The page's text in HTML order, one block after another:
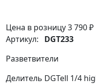
Цена в розницу3 790 ₽
Артикул: DGT233
Разветвители
Делитель DGTell 1/4